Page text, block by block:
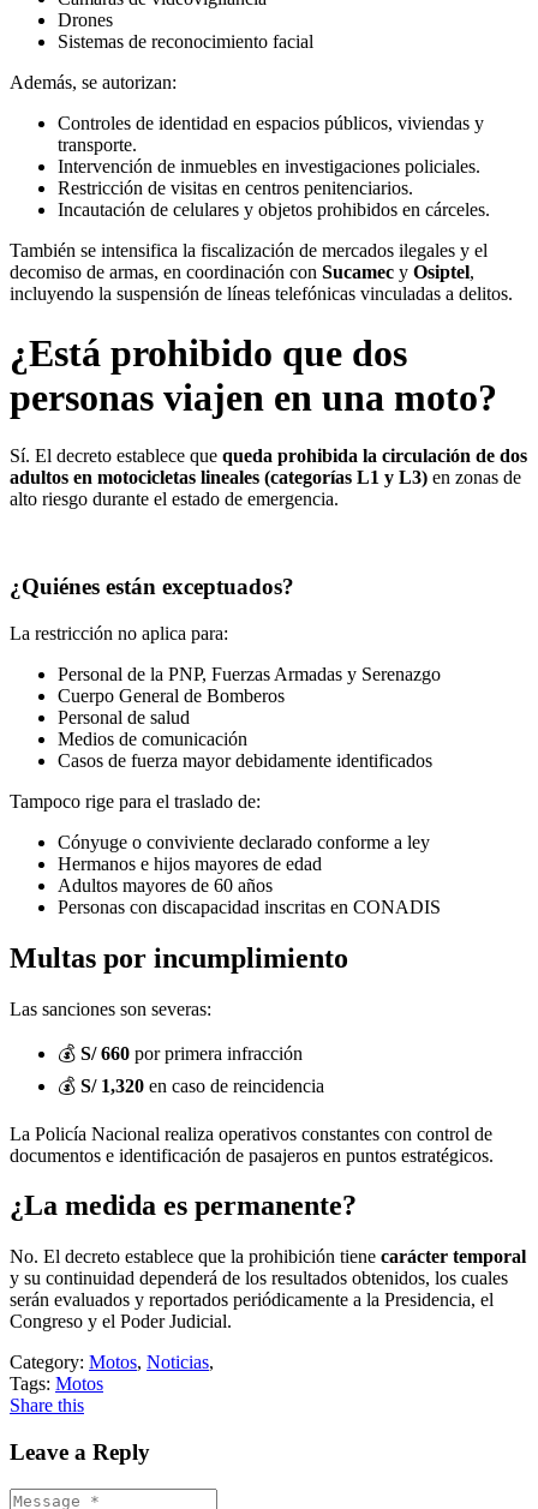
Drones
Sistemas de reconocimiento facial
Además, se autorizan:
Controles de identidad en espacios públicos, viviendas y
transporte.
Intervención de inmuebles en investigaciones policiales.
Restricción de visitas en centros penitenciarios.
Incautación de celulares y objetos prohibidos en cárceles.
También se intensifica la fiscalización de mercados ilegales y el
decomiso de armas, en coordinación con Sucamec y Osiptel,
incluyendo la suspensión de líneas telefónicas vinculadas a delitos.
¿Está prohibido que dos
personas viajen en una moto?
Sí. El decreto establece que queda prohibida la circulación de dos
adultos en motocicletas lineales (categorías L1 y L3) en zonas de
alto riesgo durante el estado de emergencia.
¿Quiénes están exceptuados?
La restricción no aplica para:
Personal de la PNP, Fuerzas Armadas y Serenazgo
Cuerpo General de Bomberos
Personal de salud
Medios de comunicación
Casos de fuerza mayor debidamente identificados
Tampoco rige para el traslado de:
Cónyuge o conviviente declarado conforme a ley
Hermanos e hijos mayores de edad
Adultos mayores de 60 años
Personas con discapacidad inscritas en CONADIS
Multas por incumplimiento
Las sanciones son severas:
💰 S/ 660 por primera infracción
💰 S/ 1,320 en caso de reincidencia
La Policía Nacional realiza operativos constantes con control de
documentos e identificación de pasajeros en puntos estratégicos.
¿La medida es permanente?
No. El decreto establece que la prohibición tiene carácter temporal
y su continuidad dependerá de los resultados obtenidos, los cuales
serán evaluados y reportados periódicamente a la Presidencia, el
Congreso y el Poder Judicial.
Category: Motos, Noticias,
Tags: Motos
Share this
Leave a Reply